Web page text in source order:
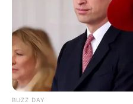
BUZZ DAY